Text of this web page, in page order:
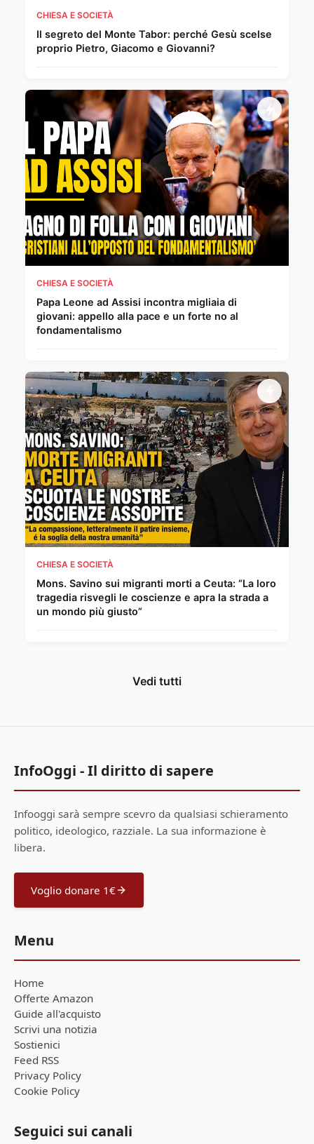
CHIESA E SOCIETÀ
Il segreto del Monte Tabor: perché Gesù scelse
proprio Pietro, Giacomo e Giovanni?
CHIESA E SOCIETÀ
Papa Leone ad Assisi incontra migliaia di
giovani: appello alla pace e un forte no al
fondamentalismo
CHIESA E SOCIETÀ
Mons. Savino sui migranti morti a Ceuta: “La loro
tragedia risvegli le coscienze e apra la strada a
un mondo più giusto”
Vedi tutti
InfoOggi - Il diritto di sapere
Infooggi sarà sempre scevro da qualsiasi schieramento
politico, ideologico, razziale. La sua informazione è
libera.
Voglio donare 1€
Menu
Home
Offerte Amazon
Guide all'acquisto
Scrivi una notizia
Sostienici
Feed RSS
Privacy Policy
Cookie Policy
Seguici sui canali